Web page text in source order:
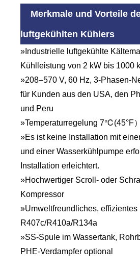
Merkmale und Vorteile
luftgekühlten Kühlers
»Industrielle luftgekühlte
Kühlleistung von 2 kW bis 1000
»208–570 V, 60 Hz, 3-Phasen-
für Kunden aus den USA, den
und Peru
»Temperaturregelung 7℃(45°F
»Es ist keine Installation mit
und einer Wasserkühlpumpe
Installation erleichtert.
»Hochwertiger Scroll- oder
Kompressor
»Umweltfreundliches, effizientes
R407c/R410a/R134a
»SS-Spule im Wassertank,
PHE-Verdampfer optional